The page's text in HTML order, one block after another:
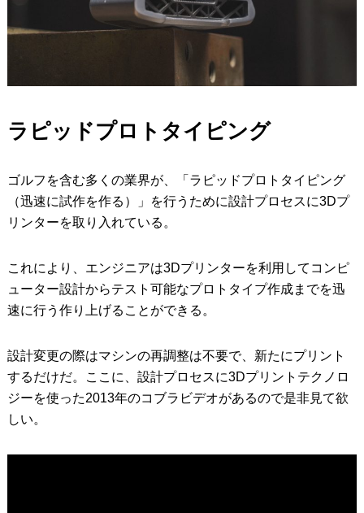
ラピッドプロトタイピング
ゴルフを含む多くの業界が、「ラピッドプロトタイピング
（迅速に試作を作る）」を行うために設計プロセスに3Dプ
リンターを取り入れている。
これにより、エンジニアは3Dプリンターを利用してコンピ
ューター設計からテスト可能なプロトタイプ作成までを迅
速に行う作り上げることができる。
設計変更の際はマシンの再調整は不要で、新たにプリント
するだけだ。ここに、設計プロセスに3Dプリントテクノロ
ジーを使った2013年のコブラビデオがあるので是非見て欲
しい。